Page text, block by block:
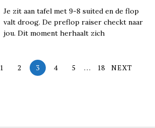
Je zit aan tafel met 9-8 suited en de flop
valt droog. De preflop raiser checkt naar
jou. Dit moment herhaalt zich
1 2 3 4 5 … 18 NEXT